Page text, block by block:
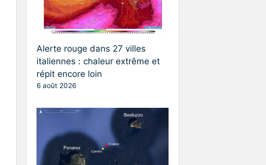
Alerte rouge dans 27 villes
italiennes : chaleur extrême et
répit encore loin
6 août 2026